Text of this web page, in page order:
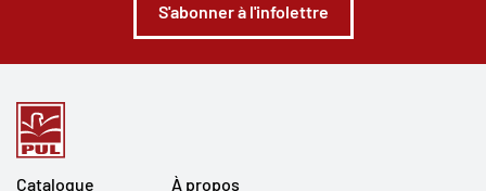
S'abonner à l'infolettre
Catalogue À propos